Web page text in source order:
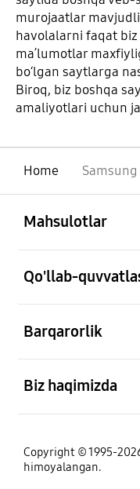
murojaatlar
havolalarni faqat
maʼlumotlar
boʻlgan saytlarga
Biroq, biz boshqa
amaliyotlari uchun
Home
Mahsulotlar
Qo'llab-
Barqarorlik
Biz haqimizda
Copyright © 1995-
himoyalangan.